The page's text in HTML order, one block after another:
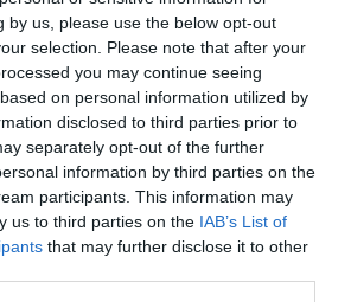
by us, please use the below opt-out
selection. Please note that after your
you may continue seeing
on personal information utilized by
disclosed to third parties prior to
separately opt-out of the further
information by third parties on the
participants. This information may
us to third parties on the IAB’s List of
that may further disclose it to other
fjärrskådning
pinuppa
sassersson